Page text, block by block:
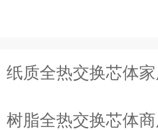
纸质全热交换芯体
树脂全热交换芯体商